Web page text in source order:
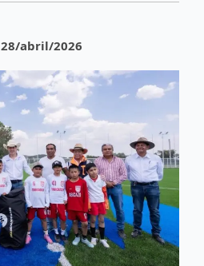
28/abril/2026